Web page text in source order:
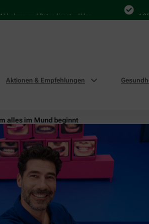
und Botendienst wählen 4.000
Aktionen & Empfehlungen
alles im Mund beginnt